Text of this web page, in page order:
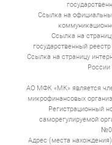
Ссылка на
Ссылка на
государственный
Ссылка на страницу
России
АО МФК «МК» является
микрофинансовых
Регистрационный
саморегулируемой
Адрес (места